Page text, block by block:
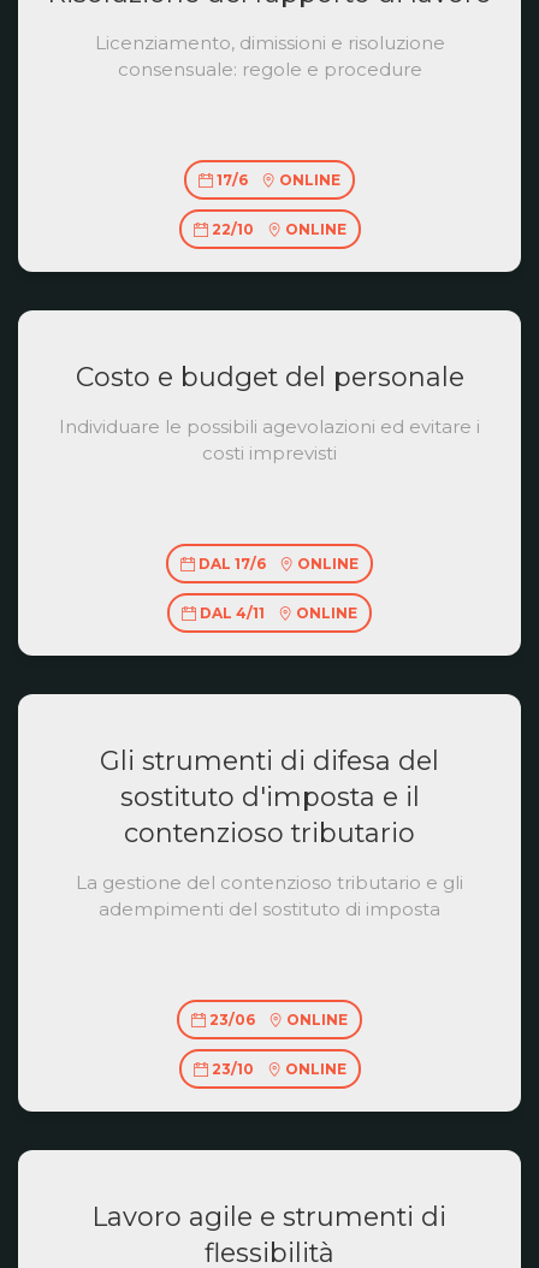
Licenziamento, dimissioni e risoluzione
consensuale: regole e procedure
17/6 ONLINE
22/10 ONLINE
Costo e budget del personale
Individuare le possibili agevolazioni ed evitare i
costi imprevisti
DAL 17/6 ONLINE
DAL 4/11 ONLINE
Gli strumenti di difesa del
sostituto d'imposta e il
contenzioso tributario
La gestione del contenzioso tributario e gli
adempimenti del sostituto di imposta
23/06 ONLINE
23/10 ONLINE
Lavoro agile e strumenti di
flessibilità